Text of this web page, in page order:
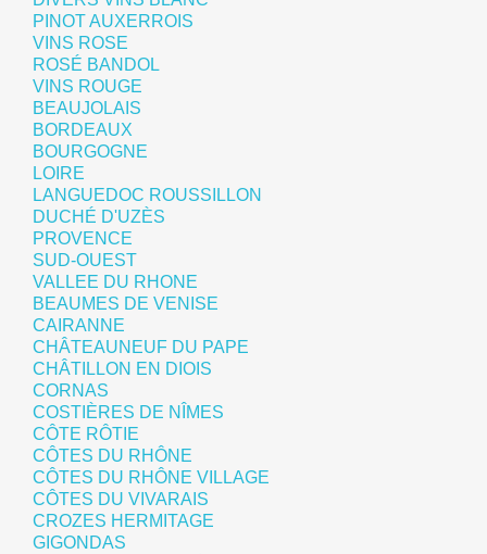
PINOT AUXERROIS
VINS ROSE
ROSÉ BANDOL
VINS ROUGE
BEAUJOLAIS
BORDEAUX
BOURGOGNE
LOIRE
LANGUEDOC ROUSSILLON
DUCHÉ D'UZÈS
PROVENCE
SUD-OUEST
VALLEE DU RHONE
BEAUMES DE VENISE
CAIRANNE
CHÂTEAUNEUF DU PAPE
CHÂTILLON EN DIOIS
CORNAS
COSTIÈRES DE NÎMES
CÔTE RÔTIE
CÔTES DU RHÔNE
CÔTES DU RHÔNE VILLAGE
CÔTES DU VIVARAIS
CROZES HERMITAGE
GIGONDAS